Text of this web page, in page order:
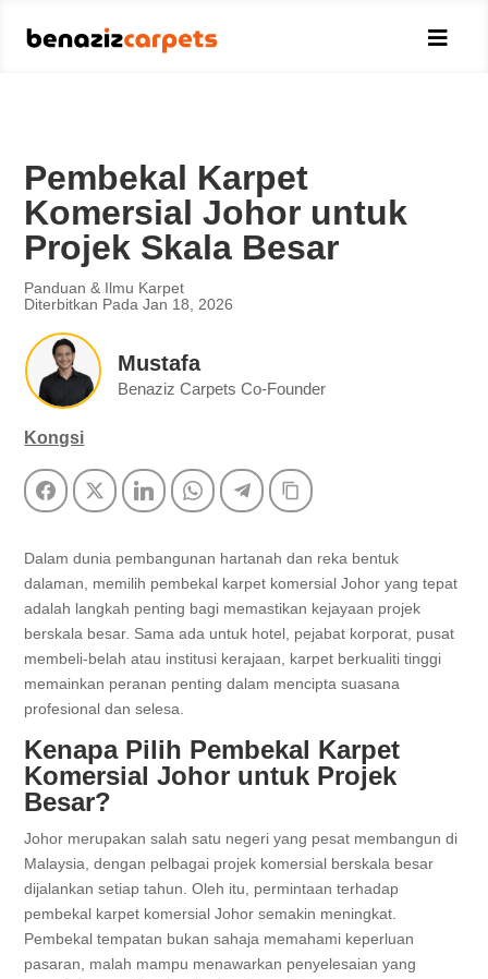

Pembekal Karpet
Komersial Johor untuk
Projek Skala Besar
Panduan & Ilmu Karpet
Diterbitkan Pada Jan 18, 2026
Mustafa
Benaziz Carpets Co-Founder
Kongsi
FacebookTwitter LinkedInWhatsAppTelegramCopy Link
Dalam dunia pembangunan hartanah dan reka bentuk
dalaman, memilih pembekal karpet komersial Johor yang tepat
adalah langkah penting bagi memastikan kejayaan projek
berskala besar. Sama ada untuk hotel, pejabat korporat, pusat
membeli-belah atau institusi kerajaan, karpet berkualiti tinggi
memainkan peranan penting dalam mencipta suasana
profesional dan selesa.
Kenapa Pilih Pembekal Karpet
Komersial Johor untuk Projek
Besar?
Johor merupakan salah satu negeri yang pesat membangun di
Malaysia, dengan pelbagai projek komersial berskala besar
dijalankan setiap tahun. Oleh itu, permintaan terhadap
pembekal karpet komersial Johor semakin meningkat.
Pembekal tempatan bukan sahaja memahami keperluan
pasaran, malah mampu menawarkan penyelesaian yang